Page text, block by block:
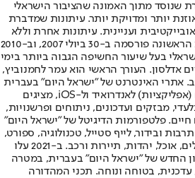
שנוסד מתוך האמונה שהציבור הישראלי
יותר ומדויקת יותר. עיתונות שמדברת
ועניינית. עיתונות אחרת וללא
תשלום. המהדורה המודפסת הראשונה פורסמה ב-30 ביולי 2007, וב-2010
בעל שיעור החשיפה הגבוה ביותר בימי
אדלסון. העורך הראשי הוא עמר לחמנוביץ,
אתרי האינטרנט של "ישראל היום" בעברית
ובאנגלית, כמו כן היישומונים (אפליקציות) לאנדרואיד ול-iOS, מציגים
מבזקים ועדכונים, ניתוחים ופרשנויות,
חיים. פלטפורמות הדיגיטל של "ישראל היום"
ובידור, לייף סטייל, טכנולוגיה, ספורט,
כלכלה וצרכנות, בריאות, חיילים, אוכל, יהדות, תיירות ורכב. ב-2021 עלו
החדש של "ישראל היום" בעברית, במטרה
עדכנית, בטוחה ונוחה. תכני המהדורה